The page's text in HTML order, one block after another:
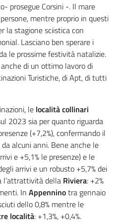
prosegue Corsini -. Il mare
mentre proprio in questi
la stagione sciistica con
Lasciano ben sperare i
le prossime festività natalizie.
di un ottimo lavoro di
Turistiche, di Apt, di tutti
le località collinari
2023 sia per quanto riguarda
(+7,2%), confermando il
alcuni anni. Bene anche le
e +5,1% le presenze) e le
arrivi e un robusto +5,7% dei
l’attrattività della Riviera: +2%
In Appenninotra gennaio
dello 0,8% mentre le
località: +1,3%, +0,4%.